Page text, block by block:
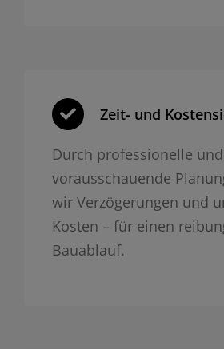
Zeit- und
Durch professionelle und
vorausschauende
wir Verzögerungen und
Kosten – für einen
Bauablauf.